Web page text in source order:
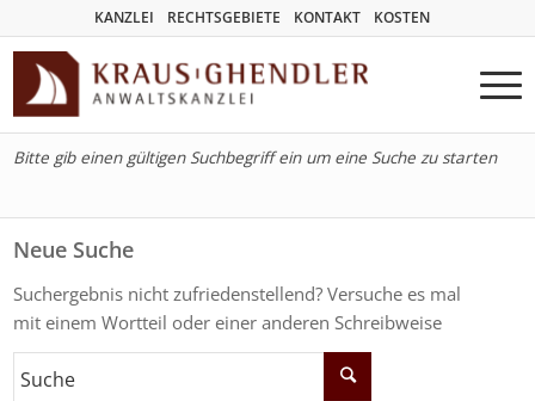
KANZLEI RECHTSGEBIETE KONTAKT KOSTEN
Bitte gib einen gültigen Suchbegriff ein um eine Suche zu starten
Neue Suche
Suchergebnis nicht zufriedenstellend? Versuche es mal
mit einem Wortteil oder einer anderen Schreibweise